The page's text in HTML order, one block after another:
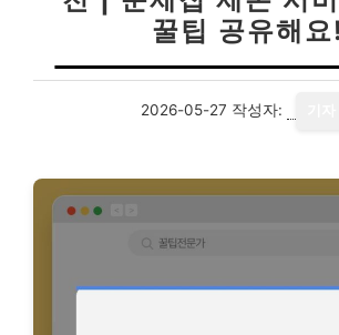
꿀팁 공유해요!
2026-05-27 작성자: